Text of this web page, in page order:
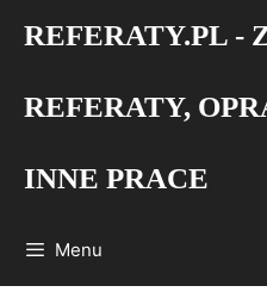
REFERATY.PL -
REFERATY,
INNE PRACE
Menu